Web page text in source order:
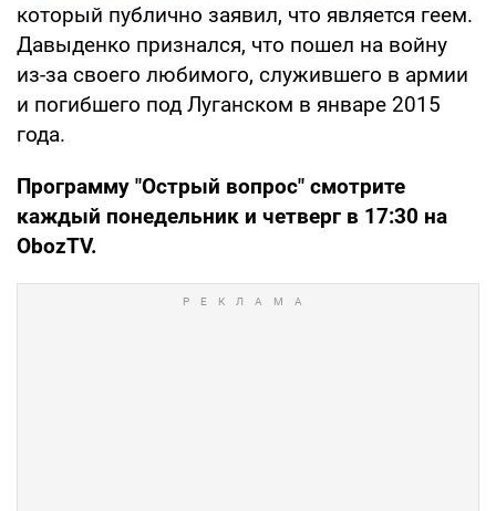
который публично заявил, что является геем.
Давыденко признался, что пошел на войну
из-за своего любимого, служившего в армии
и погибшего под Луганском в январе 2015
года.
Программу "Острый вопрос" смотрите
каждый понедельник и четверг в 17:30 на
ObozTV.